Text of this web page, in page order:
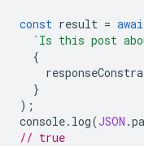
const result =
`Is this post
{
}
);
console. log(JSON .
// true